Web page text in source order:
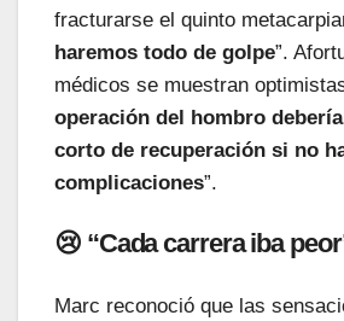
fracturarse el quinto
haremos todo de golpe”.
médicos se muestran
operación del hombro
corto de recuperación si no
complicaciones”.
😢 “Cada carrera iba
Marc reconoció que las